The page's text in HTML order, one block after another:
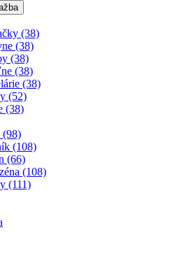
(38)
(38)
(38)
(38)
(38)
(52)
(38)
(98)
(108)
(66)
(108)
(111)